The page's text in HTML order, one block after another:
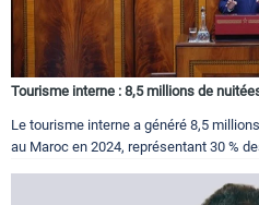
Tourisme interne : 8,5 millions de
Le tourisme interne a généré 8,5
au Maroc en 2024, représentant 30 %